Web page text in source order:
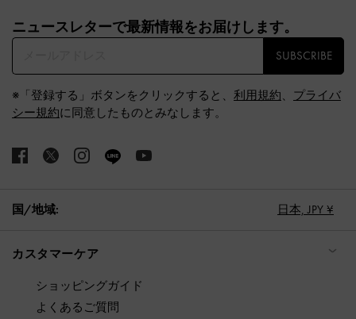
ニュースレターで最新情報をお届けします。​
SUBSCRIBE
※「登録する」ボタンをクリックすると、 利用規約、 プライバ
シー規約に同意したものとみなします。
国/地域: 日本, JPY ¥
カスタマーケア
ショッピングガイド
よくあるご質問